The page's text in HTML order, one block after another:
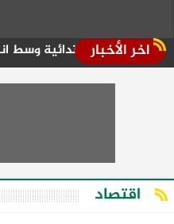
اخر الأخباروسط انضباط كامل
اقتصاد